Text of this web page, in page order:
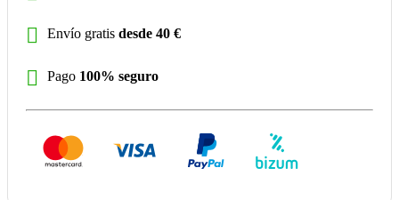
Envío gratis desde 40 €
Pago 100% seguro